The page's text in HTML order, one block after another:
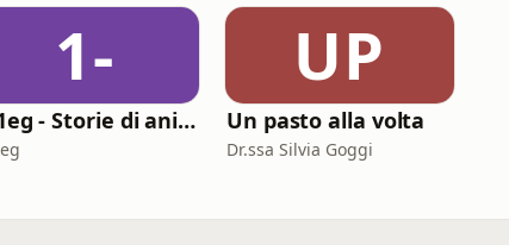
1-
151eg - Storie di animazione
UP
Un pasto alla volta
Dr.ssa Silvia Goggi